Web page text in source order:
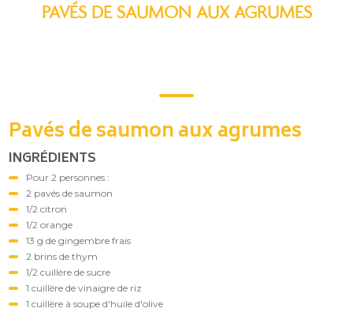
PAVÉS DE SAUMON AUX AGRUMES
Pavés de saumon aux agrumes
INGRÉDIENTS
Pour 2 personnes :
2 pavés de saumon
1/2 citron
1/2 orange
13 g de gingembre frais
2 brins de thym
1/2 cuillère de sucre
1 cuillère de vinaigre de riz
1 cuillère à soupe d'huile d'olive